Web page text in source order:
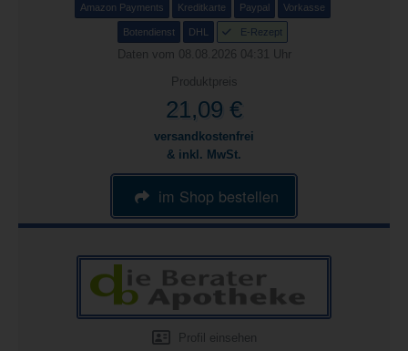
Amazon Payments Kreditkarte Paypal Vorkasse
Botendienst DHL E-Rezept
Daten vom 08.08.2026 04:31 Uhr
Produktpreis
21,09 €
versandkostenfrei
& inkl. MwSt.
im Shop bestellen
Profil einsehen